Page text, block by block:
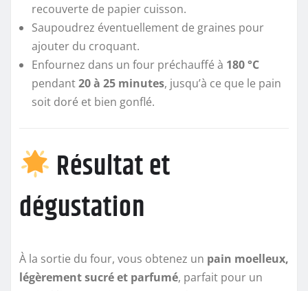
recouverte de papier cuisson.
Saupoudrez éventuellement de graines pour
ajouter du croquant.
Enfournez dans un four préchauffé à 180 °C
pendant20 à 25 minutes, jusqu’à ce que le pain
soit doré et bien gonflé.
Résultat et
dégustation
À la sortie du four, vous obtenez un pain moelleux,
légèrement sucré et parfumé, parfait pour un